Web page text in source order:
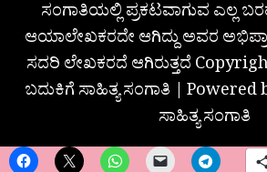
ಸಂಗಾತಿಯಲ್ಲಿ ಪ್ರಕಟವಾಗುವ ಎಲ್ಲ
ಆಯಾಲೇಖಕರದೇ ಆಗಿದ್ದು ಅವರ
ಸದರಿ ಲೇಖಕರದೆ ಆಗಿರುತ್ತದೆ
ಬದುಕಿಗೆ ಸಾಹಿತ್ಯ ಸಂಗಾತಿ | Powered
ಸಾಹಿತ್ಯ ಸಂಗಾತಿ